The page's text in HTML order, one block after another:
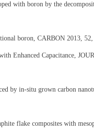
with boron by the
boron, CARBON 2013,
Enhanced Capacitance,
by in-situ grown carbon
flake composites with